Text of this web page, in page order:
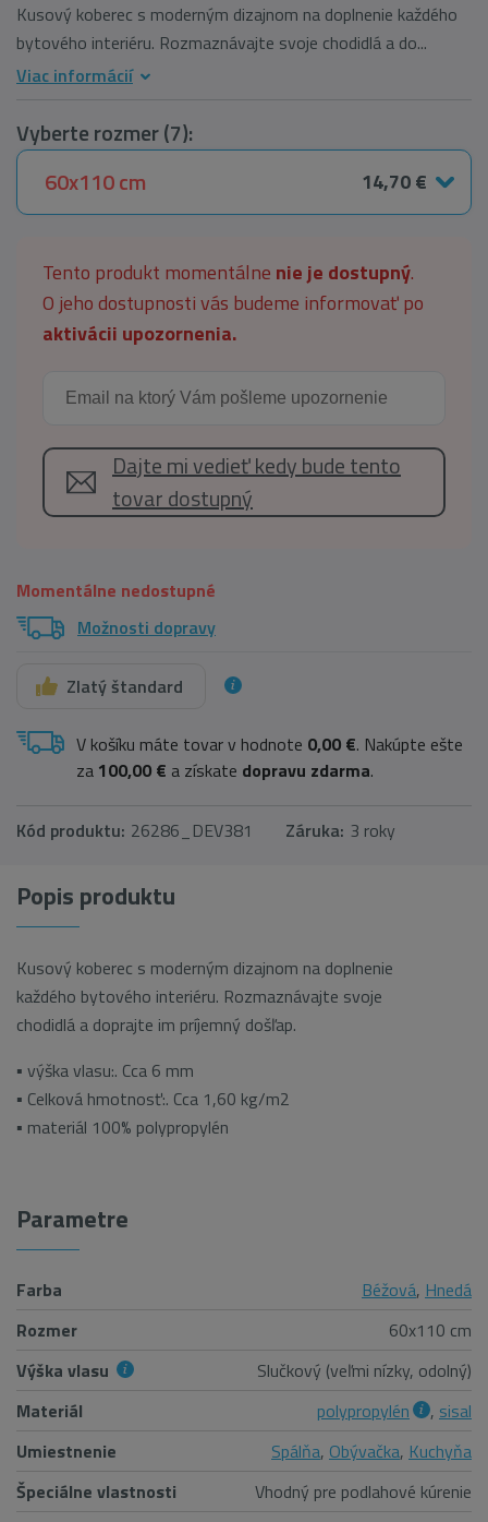
Kusový koberec s moderným dizajnom na doplnenie každého
bytového interiéru. Rozmaznávajte svoje chodidlá a do...
Viac informácií
Vyberte rozmer (7):
60x110 cm
14,70 €
Tento produkt momentálne nie je dostupný.
O jeho dostupnosti vás budeme informovať po
aktivácii upozornenia.
Dajte mi vedieť kedy bude tento
tovar dostupný
Momentálne nedostupné
Možnosti dopravy
Zlatý štandard
V košíku máte tovar v hodnote 0,00 €. Nakúpte ešte
za 100,00 € a získate dopravu zdarma.
Kód produktu: 26286_DEV381 Záruka: 3 roky
Popis produktu
Kusový koberec s moderným dizajnom na doplnenie
každého bytového interiéru. Rozmaznávajte svoje
chodidlá a doprajte im príjemný došľap.
▪ výška vlasu:. Cca 6 mm
▪ Celková hmotnosť:. Cca 1,60 kg/m2
▪ materiál 100% polypropylén
Parametre
Farba Béžová, Hnedá
Rozmer
60x110 cm
Výška vlasu
Slučkový (veľmi nízky, odolný)
Materiál
polypropylén , sisal
Umiestnenie
Spálňa, Obývačka, Kuchyňa
Špeciálne vlastnosti
Vhodný pre podlahové kúrenie